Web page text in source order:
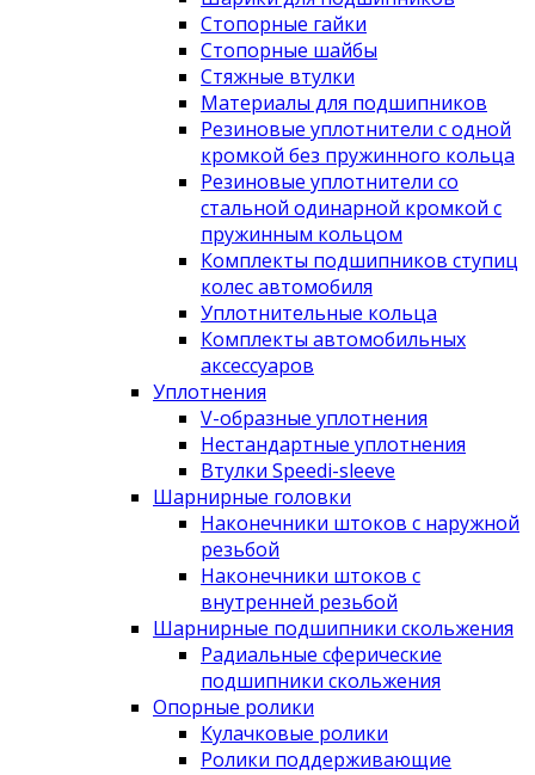
Стопорные гайки
Стопорные шайбы
Стяжные втулки
Материалы для подшипников
Резиновые уплотнители с одной
кромкой без пружинного кольца
Резиновые уплотнители со
стальной одинарной кромкой с
пружинным кольцом
Комплекты подшипников ступиц
колес автомобиля
Уплотнительные кольца
Комплекты автомобильных
аксессуаров
Уплотнения
V-образные уплотнения
Нестандартные уплотнения
Втулки Speedi-sleeve
Шарнирные головки
Наконечники штоков с наружной
резьбой
Наконечники штоков с
внутренней резьбой
Шарнирные подшипники скольжения
Радиальные сферические
подшипники скольжения
Опорные ролики
Кулачковые ролики
Ролики поддерживающие